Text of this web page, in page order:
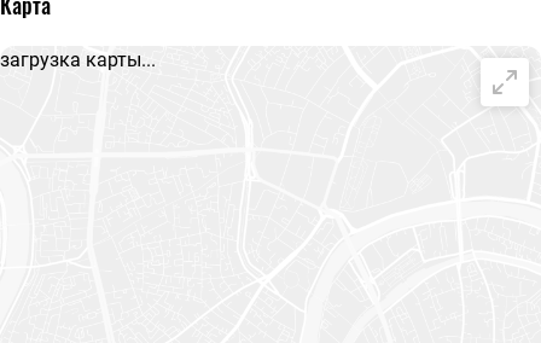
загрузка карты...